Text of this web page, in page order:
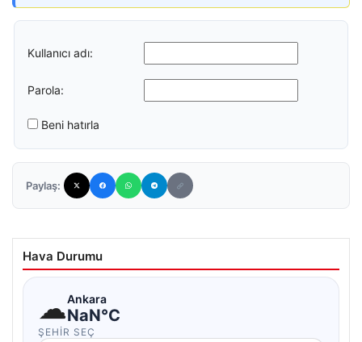
Kullanıcı adı:
Parola:
Beni hatırla
Paylaş:
Hava Durumu
☁Ankara
NaN°C
ŞEHIR SEÇ